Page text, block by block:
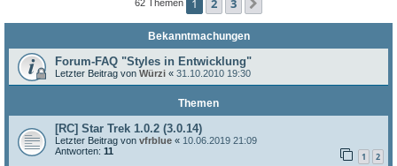
62 Themen 1 2 3
Bekanntmachungen
Forum-FAQ "Styles in Entwicklung"
Letzter Beitrag von Würzi « 31.10.2010 19:30
Themen
[RC] Star Trek 1.0.2 (3.0.14)
Letzter Beitrag von vfrblue « 10.06.2019 21:09
Antworten: 11 1 2